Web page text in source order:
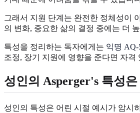
그래서 지원 단계는 완전한 정체성이
의 변화, 중요한 삶의 결정 중에는 더
특성을 정리하는 독자에게는 익명
조정, 장기 지원에 영향을 준다면 자
성인의 Asperger's 특성
성인의 특성은 어린 시절 예시가 암시